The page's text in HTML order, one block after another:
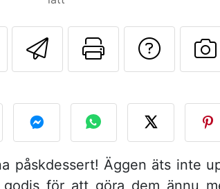
Skicka detta
Skriv ut
påskdessert! Äggen äts inte